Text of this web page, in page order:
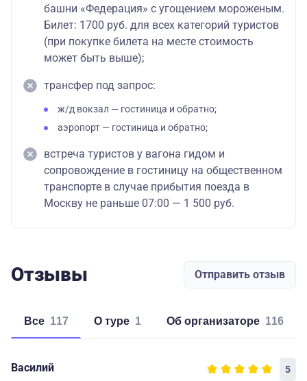
башни «Федерация» с угощением мороженым.
Билет: 1700 руб. для всех категорий туристов
(при покупке билета на месте стоимость
может быть выше);
трансфер под запрос:
ж/д вокзал — гостиница и обратно;
аэропорт — гостиница и обратно;
встреча туристов у вагона гидом и
сопровождение в гостиницу на общественном
транспорте в случае прибытия поезда в
Москву не раньше 07:00 — 1 500 руб.
Отзывы Отправить отзыв
Все 117 о туре 1 об организаторе 116
Василий 5